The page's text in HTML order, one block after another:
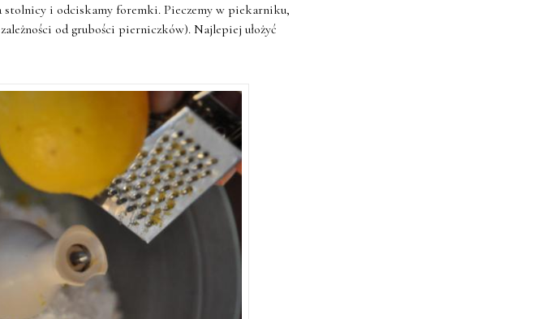
stolnicy i odciskamy foremki. Pieczemy w piekarniku,
od grubości pierniczków). Najlepiej ułożyć